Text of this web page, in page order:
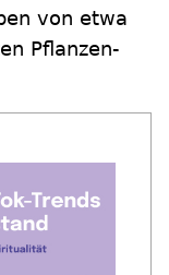
von etwa
Pflanzen-